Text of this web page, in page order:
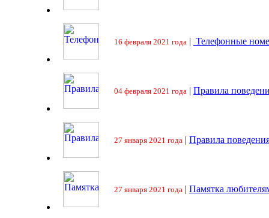
16 февраля 2021 года | Телефонные
04 февраля 2021 года | Правила
27 января 2021 года | Правила
27 января 2021 года | Памятка